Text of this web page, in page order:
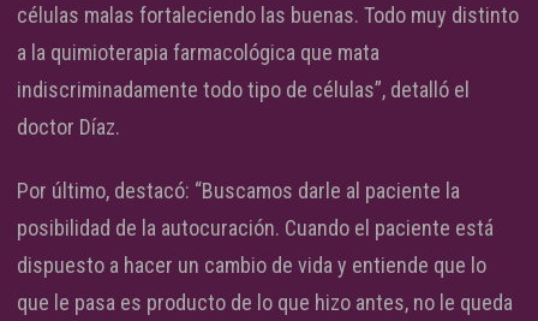
células malas fortaleciendo las buenas. Todo muy distinto
a la quimioterapia farmacológica que mata
indiscriminadamente todo tipo de células”, detalló el
doctor Díaz.
Por último, destacó: “Buscamos darle al paciente la
posibilidad de la autocuración. Cuando el paciente está
dispuesto a hacer un cambio de vida y entiende que lo
que le pasa es producto de lo que hizo antes, no le queda